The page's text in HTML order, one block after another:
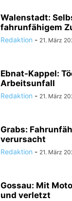
Walenstadt:
fahrunfähigem
Redaktion - 21. März
Ebnat-Kappel:
Arbeitsunfall
Redaktion - 21. März
Grabs:
verursacht
Redaktion - 21. März
Gossau: Mit
und verletzt